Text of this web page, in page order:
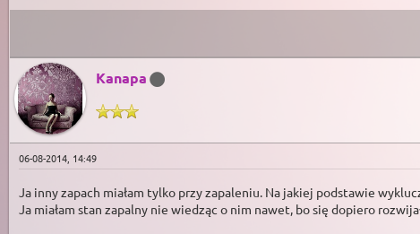
Kanapa
06-08-2014, 14:49
Ja inny zapach miałam tylko przy zapaleniu. Na jakiej podstawie
Ja miałam stan zapalny nie wiedząc o nim nawet, bo się dopiero